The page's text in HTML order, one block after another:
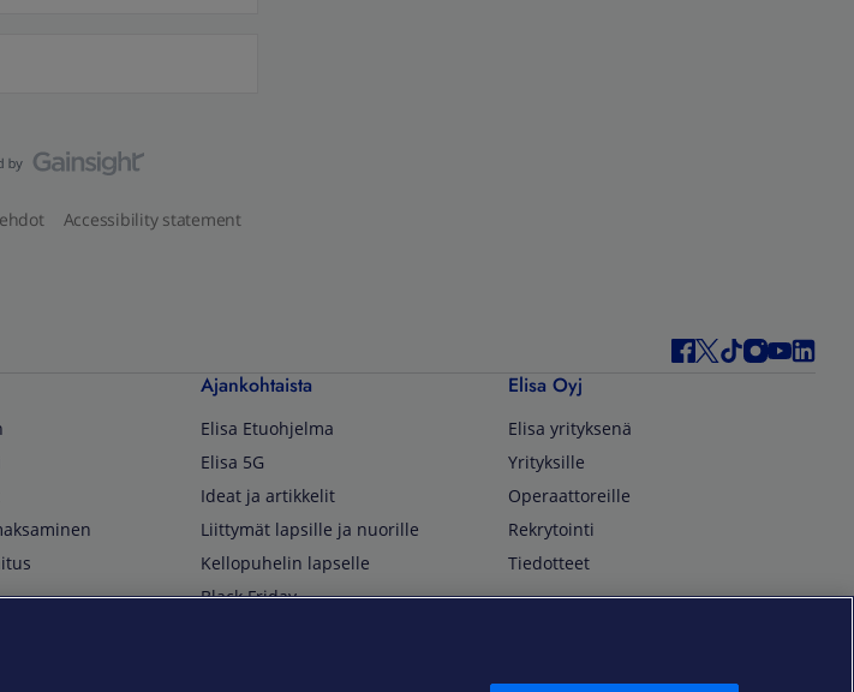
Accessibility statement
Ajankohtaista
Elisa Etuohjelma
Elisa 5G
Ideat ja artikkelit
Liittymät lapsille ja nuorille
Kellopuhelin lapselle
Black Friday
Elisa Oyj
Elisa yrityksenä
Yrityksille
Operaattoreille
Rekrytointi
Tiedotteet